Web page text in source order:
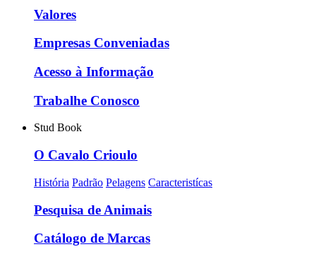
Valores
Empresas Conveniadas
Acesso à Informação
Trabalhe Conosco
Stud Book
O Cavalo Crioulo
História Padrão Pelagens Caracteristícas
Pesquisa de Animais
Catálogo de Marcas